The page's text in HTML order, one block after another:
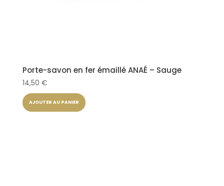
Porte-savon en fer émaillé ANAÉ – Sauge
14,50 €
AJOUTER AU PANIER